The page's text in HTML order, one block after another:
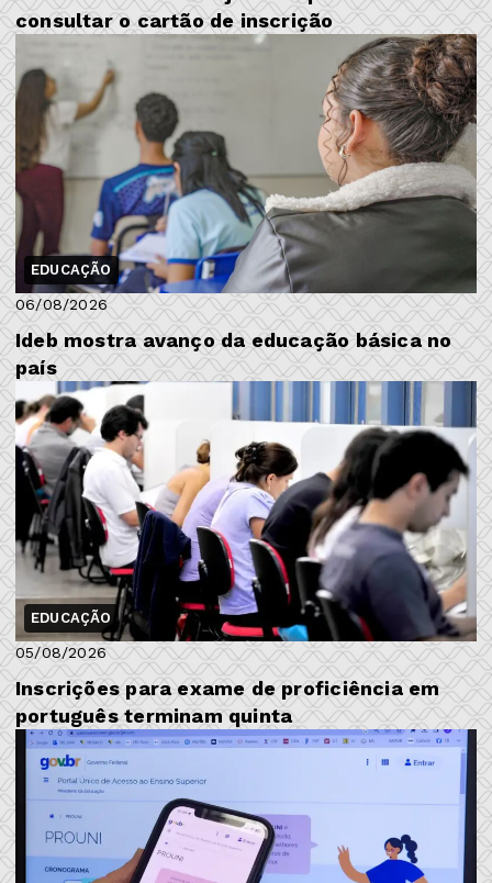
consultar o cartão de inscrição
EDUCAÇÃO
06/08/2026
Ideb mostra avanço da educação básica no
país
EDUCAÇÃO
05/08/2026
Inscrições para exame de proficiência em
português terminam quinta